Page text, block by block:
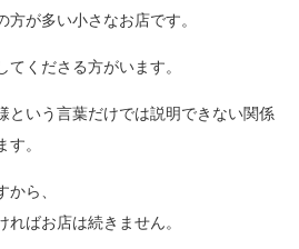
が多い小さなお店です。
くださる方がいます。
という言葉だけでは説明できない関係
す。
ら、
ばお店は続きません。